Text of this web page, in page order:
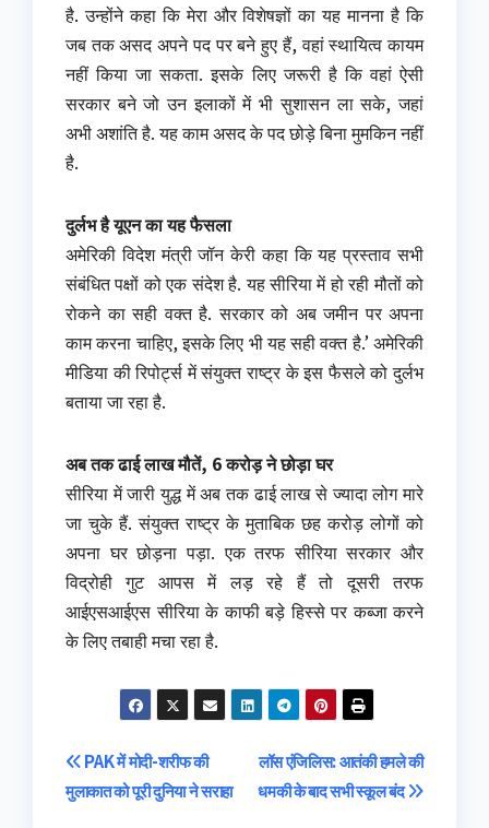
है. उन्होंने कहा कि मेरा और विशेषज्ञों का यह मानना है कि
जब तक असद अपने पद पर बने हुए हैं, वहां स्थायित्व कायम
नहीं किया जा सकता. इसके लिए जरूरी है कि वहां ऐसी
सरकार बने जो उन इलाकों में भी सुशासन ला सके, जहां
अभी अशांति है. यह काम असद के पद छोड़े बिना मुमकिन नहीं
है.
दुर्लभ है यूएन का यह फैसला
अमेरिकी विदेश मंत्री जॉन केरी कहा कि यह प्रस्ताव सभी
संबंधित पक्षों को एक संदेश है. यह सीरिया में हो रही मौतों को
रोकने का सही वक्त है. सरकार को अब जमीन पर अपना
काम करना चाहिए, इसके लिए भी यह सही वक्त है.’ अमेरिकी
मीडिया की रिपोर्ट्स में संयुक्त राष्ट्र के इस फैसले को दुर्लभ
बताया जा रहा है.
अब तक ढाई लाख मौतें, 6 करोड़ ने छोड़ा घर
सीरिया में जारी युद्ध में अब तक ढाई लाख से ज्यादा लोग मारे
जा चुके हैं. संयुक्त राष्ट्र के मुताबिक छह करोड़ लोगों को
अपना घर छोड़ना पड़ा. एक तरफ सीरिया सरकार और
विद्रोही गुट आपस में लड़ रहे हैं तो दूसरी तरफ
आईएसआईएस सीरिया के काफी बड़े हिस्से पर कब्जा करने
के लिए तबाही मचा रहा है.
Post
navigation
लॉस एंजिलिस: आतंकी हमले की
धमकी के बाद सभी स्कूल बंद
PAK में मोदी-शरीफ की
मुलाकात को पूरी दुनिया ने सराहा